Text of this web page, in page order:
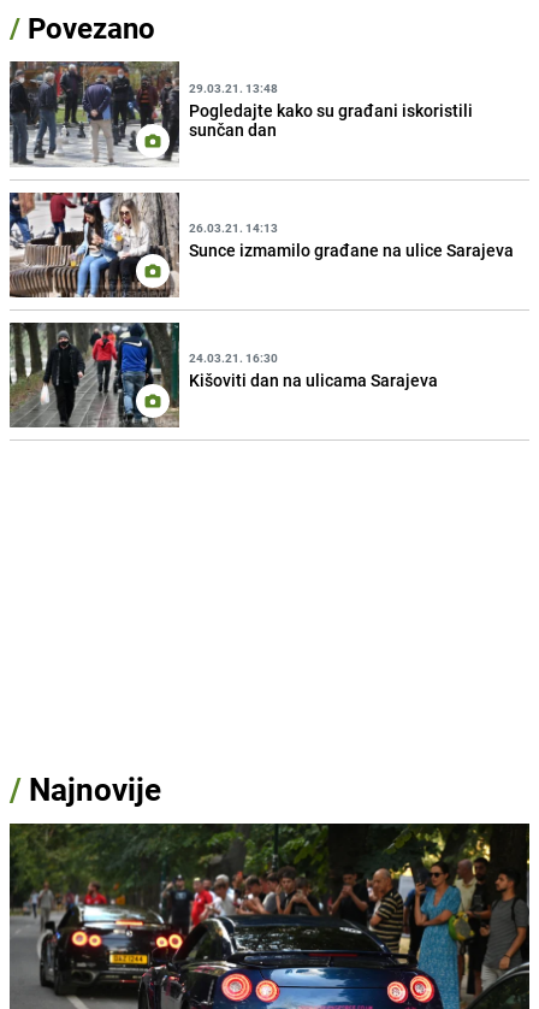
/ Povezano
29.03.21. 13:48
Pogledajte kako su građani iskoristili
sunčan dan
26.03.21. 14:13
Sunce izmamilo građane na ulice Sarajeva
24.03.21. 16:30
Kišoviti dan na ulicama Sarajeva
/ Najnovije